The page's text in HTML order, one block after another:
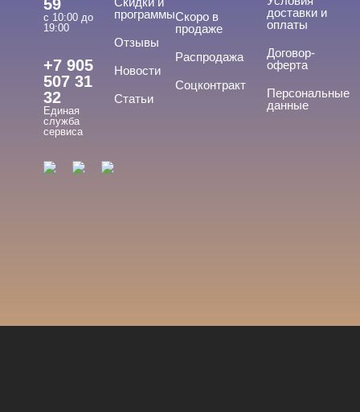
59
с 10:00 до
19:00
+7 905
507 31
32
Единая
служба
сервиса
программы
Отзывы
Новости
Статьи
Скоро в
продаже
Распродажа
Соцконтракт
доставки и
оплаты
Договор-
оферта
Персональные
данные